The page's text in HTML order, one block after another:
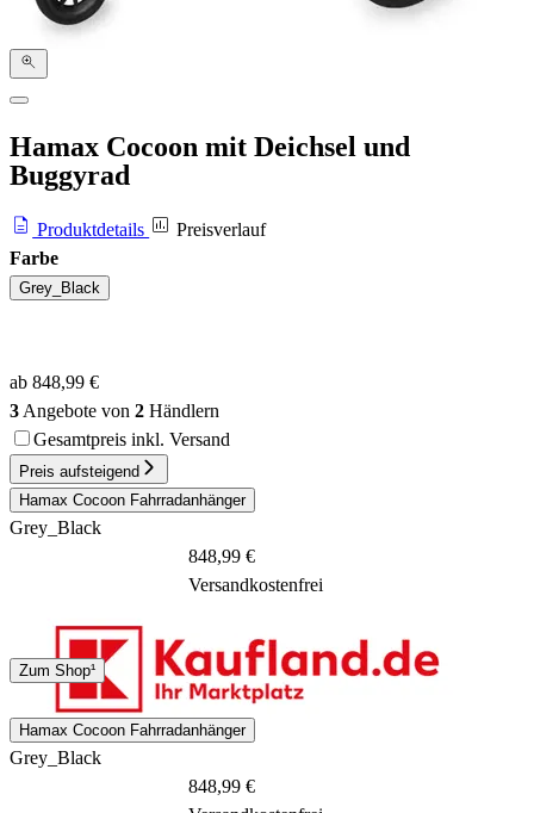
Hamax Cocoon mit Deichsel und
Buggyrad
Produktdetails
Preisverlauf
Farbe
Grey_Black
ab 848,99 €
3 Angebote von 2 Händlern
Gesamtpreis inkl. Versand
Preis aufsteigend
Hamax Cocoon Fahrradanhänger
Grey_Black
DHL
1 - 3 Tage
848,99 €
Versandkostenfrei
Zum Shop¹
Hamax Cocoon Fahrradanhänger
Grey_Black
848,99 €